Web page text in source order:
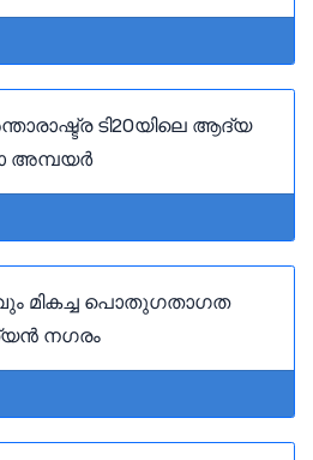
ടി20യിലെ ആദ്യ
അമ്പയർ
മികച്ച പൊതുഗതാഗത
നഗരം